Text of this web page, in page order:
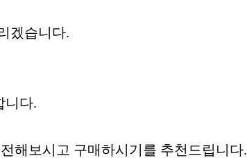
겠습니다.
니다.
해보시고 구매하시기를 추천드립니다.